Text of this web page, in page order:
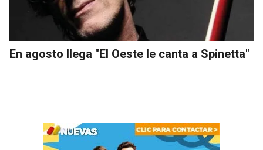
En agosto llega "El Oeste le canta a Spinetta"